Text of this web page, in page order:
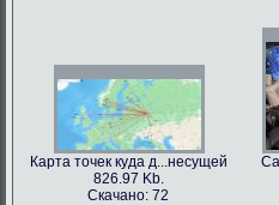
Карта точек куда д...несущей
826.97 Kb.
Скачано: 72